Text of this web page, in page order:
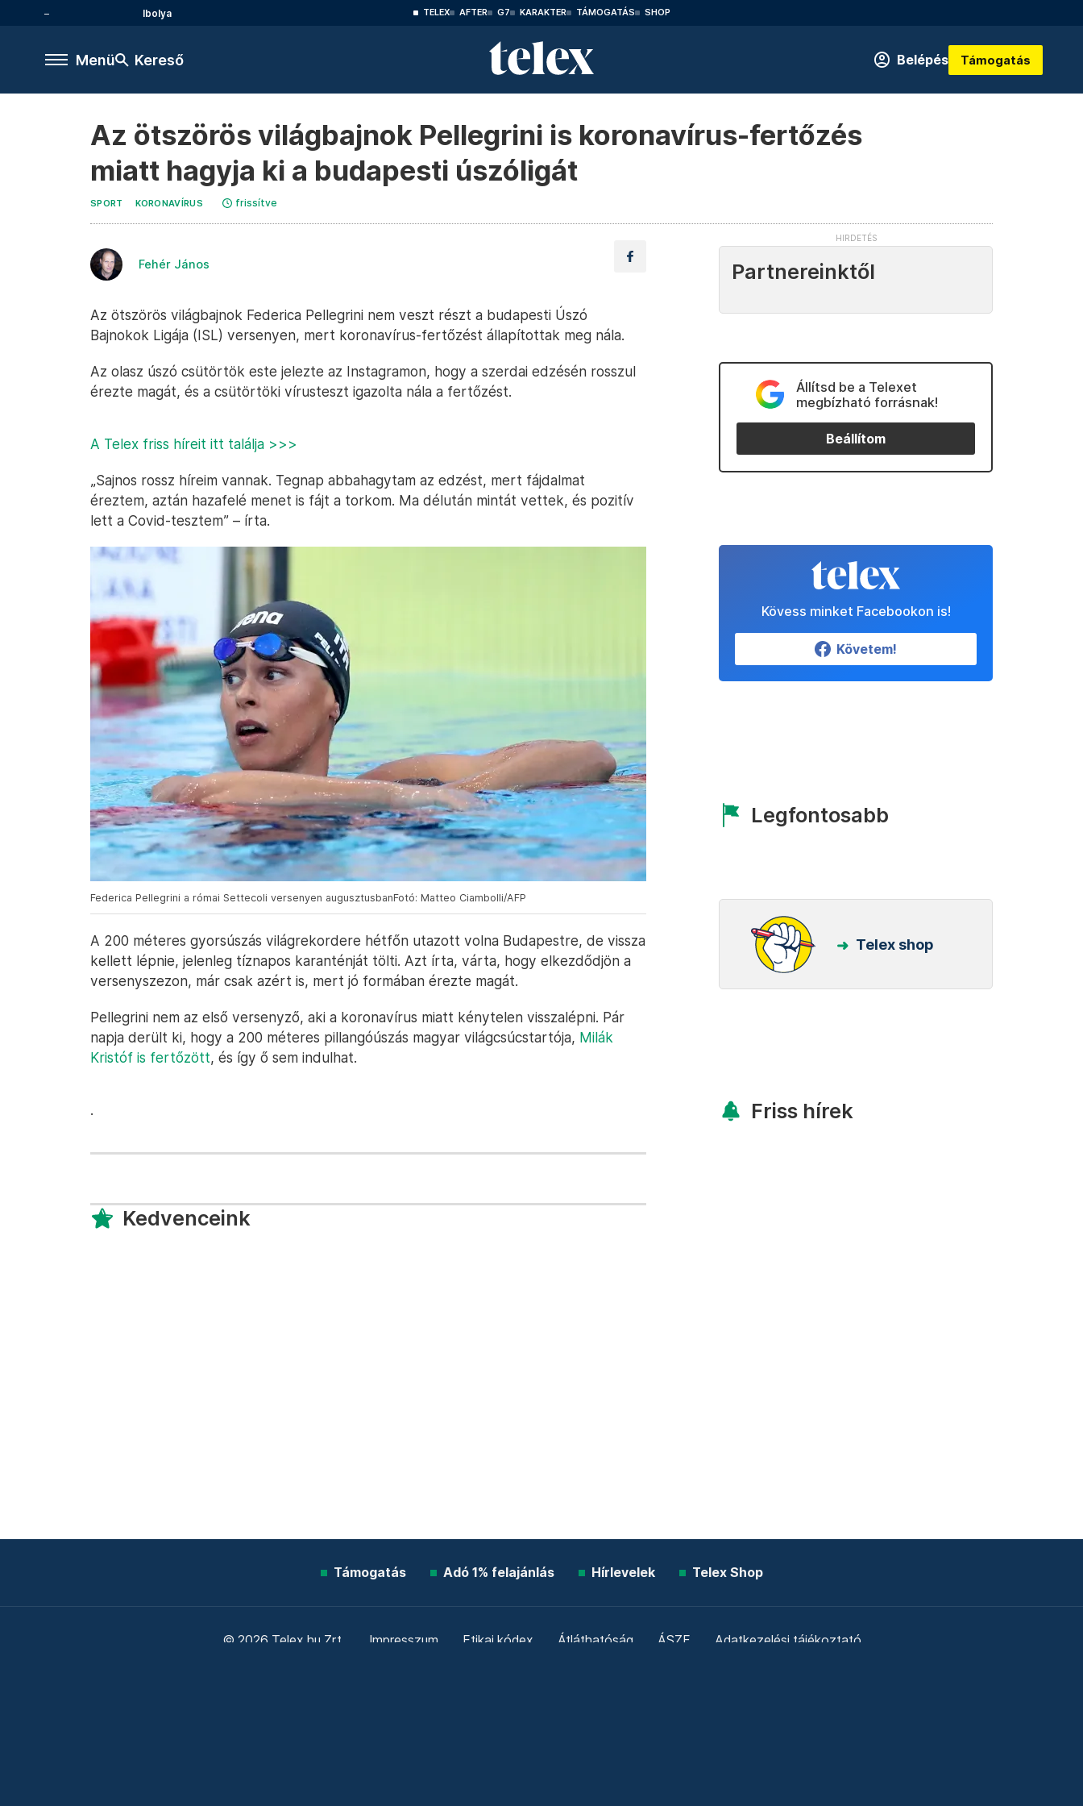
Ibolya TELEX AFTER G7 KARAKTER TÁMOGATÁS SHOP
Menü Kereső Belépés Támogatás
Az ötszörös világbajnok Pellegrini is koronavírus-fertőzés
miatt hagyja ki a budapesti úszóligát
SPORT KORONAVÍRUS frissítve
Fehér János
Az ötszörös világbajnok Federica Pellegrini nem veszt részt a budapesti Úszó
Bajnokok Ligája (ISL) versenyen, mert koronavírus-fertőzést állapítottak meg nála.
Az olasz úszó csütörtök este jelezte az Instagramon, hogy a szerdai edzésén rosszul
érezte magát, és a csütörtöki vírusteszt igazolta nála a fertőzést.
A Telex friss híreit itt találja >>>
„Sajnos rossz híreim vannak. Tegnap abbahagytam az edzést, mert fájdalmat
éreztem, aztán hazafelé menet is fájt a torkom. Ma délután mintát vettek, és pozitív
lett a Covid-tesztem” – írta.
Federica Pellegrini a római Settecoli versenyen augusztusbanFotó: Matteo Ciambolli/AFP
A 200 méteres gyorsúszás világrekordere hétfőn utazott volna Budapestre, de vissza
kellett lépnie, jelenleg tíznapos karanténját tölti. Azt írta, várta, hogy elkezdődjön a
versenyszezon, már csak azért is, mert jó formában érezte magát.
Pellegrini nem az első versenyző, aki a koronavírus miatt kénytelen visszalépni. Pár
napja derült ki, hogy a 200 méteres pillangóúszás magyar világcsúcstartója, Milák
Kristóf is fertőzött, és így ő sem indulhat.
.
Kedvenceink
Partnereinktől
Állítsd be a Telexet
megbízható forrásnak!
Beállítom
Kövess minket Facebookon is!
Követem!
Legfontosabb
Telex shop
Friss hírek
Támogatás Adó 1% felajánlás Hírlevelek Telex Shop
© 2026 Telex.hu Zrt. Impresszum Etikai kódex Átláthatóság ÁSZF Adatkezelési tájékoztató